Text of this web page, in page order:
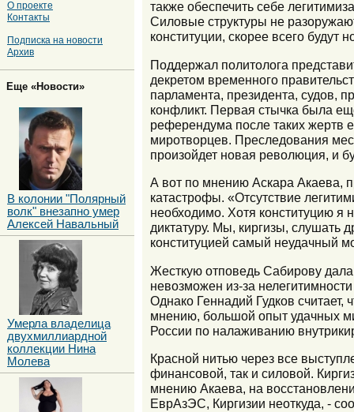
также обеспечить себе
Силовые структуры не
конституции, скорее всего будут
Поддержал политолога
декретом временного
парламента, президента, судов,
конфликт. Первая стычка была
референдума после таких жертв
миротворцев. Преследования
произойдет новая революция, и
А вот по мнению Аскара Акаева,
катастрофы. «Отсутствие
необходимо. Хотя конституцию я
диктатуру. Мы, киргизы, слушать
конституцией самый неудачный
Жесткую отповедь Сабирову
невозможен из-за
Однако Геннадий Гудков
мнению, большой опыт удачных
России по налаживанию
Красной нитью через все
финансовой, так и силовой.
мнению Акаева, на
ЕврАзЭС, Киргизии неоткуда, -
О проекте
Контакты
Подписка на новости
Архив
Еще «Новости»
В колонии "Полярный
волк" внезапно умер
Алексей Навальный
Умерла владелица
двухмиллиардной
коллекции Нина
Молева